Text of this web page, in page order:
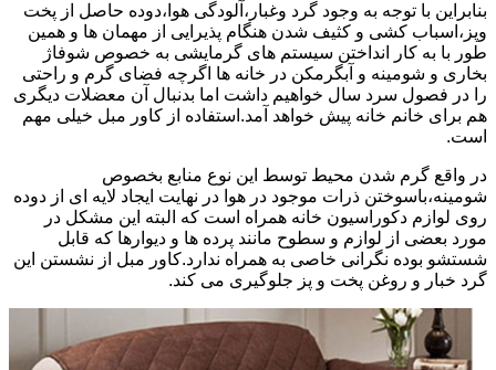
بنابراین با توجه به وجود گرد وغبار،آلودگی هوا،دوده حاصل از پخت
وپز،اسباب کشی و کثیف شدن هنگام پذیرایی از مهمان ها و همین
طور با به کار انداختن سیستم های گرمایشی به خصوص شوفاژ
بخاری و شومینه و آبگرمکن در خانه ها اگرچه فضای گرم و راحتی
را در فصول سرد سال خواهیم داشت اما بدنبال آن معضلات دیگری
هم برای خانم خانه پیش خواهد آمد.استفاده از کاور مبل خیلی مهم
است.
در واقع گرم شدن محیط توسط این نوع منابع بخصوص
شومینه،باسوختن ذرات موجود در هوا در نهایت ایجاد لایه ای از دوده
روی لوازم دکوراسیون خانه همراه است که البته این مشکل در
مورد بعضی از لوازم و سطوح مانند پرده ها و دیوارها که قابل
شستشو بوده نگرانی خاصی به همراه ندارد.کاور مبل از نشستن این
گرد خبار و روغن پخت و پز جلوگیری می کند.